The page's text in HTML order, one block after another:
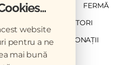
BUSINESS FERMĂ
CONTRIBUTORI
CMVRO DONAȚII
website
pentru a ne
mai bună